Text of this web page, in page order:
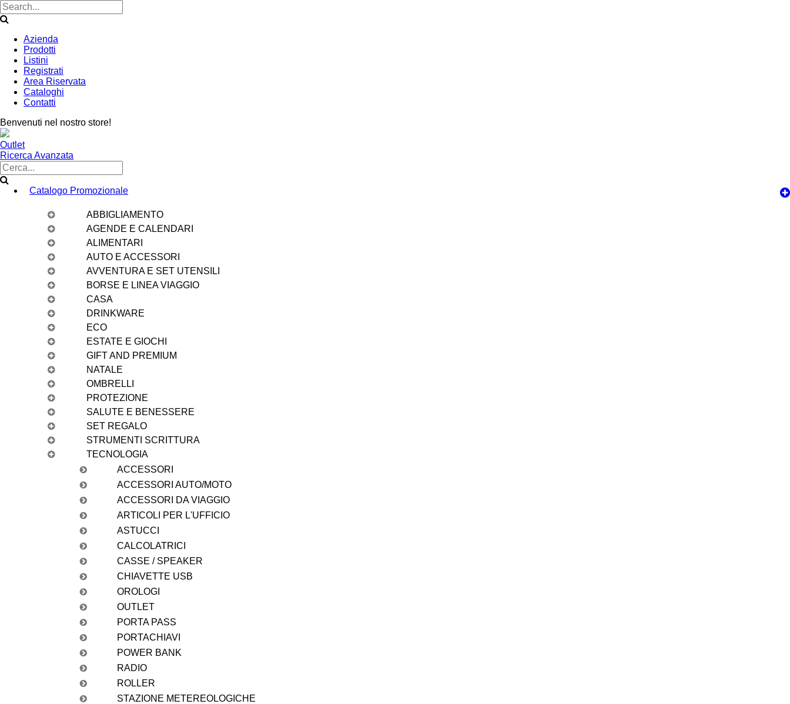
Azienda
Prodotti
Listini
Registrati
Area Riservata
Cataloghi
Contatti
Benvenuti nel nostro store!
Outlet
Ricerca Avanzata
Catalogo Promozionale
ABBIGLIAMENTO
AGENDE E CALENDARI
ALIMENTARI
AUTO E ACCESSORI
AVVENTURA E SET UTENSILI
BORSE E LINEA VIAGGIO
CASA
DRINKWARE
ECO
ESTATE E GIOCHI
GIFT AND PREMIUM
NATALE
OMBRELLI
PROTEZIONE
SALUTE E BENESSERE
SET REGALO
STRUMENTI SCRITTURA
TECNOLOGIA
ACCESSORI
ACCESSORI AUTO/MOTO
ACCESSORI DA VIAGGIO
ARTICOLI PER L'UFFICIO
ASTUCCI
CALCOLATRICI
CASSE / SPEAKER
CHIAVETTE USB
OROLOGI
OUTLET
PORTA PASS
PORTACHIAVI
POWER BANK
RADIO
ROLLER
STAZIONE METEREOLOGICHE